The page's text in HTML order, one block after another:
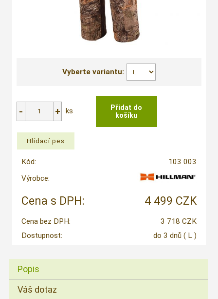
Vyberte variantu:
ks
Kód:
103 003
Výrobce:
Cena s DPH: 4 499 CZK
Cena bez DPH:
3 718 CZK
Dostupnost:
do 3 dnů ( L )
Popis
Váš dotaz